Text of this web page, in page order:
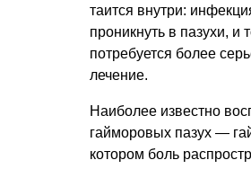
таится внутри:
проникнуть в пазухи, и
потребуется более
лечение.
Наиболее известно
гайморовых пазух —
котором боль